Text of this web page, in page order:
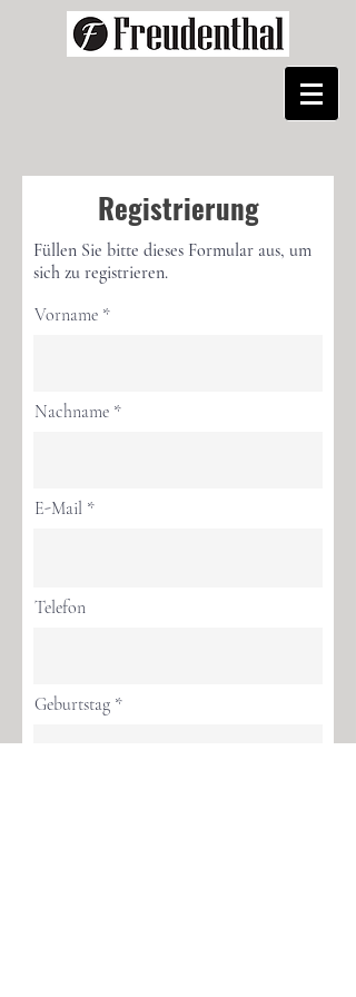
Pinterest
Registrierung
Füllen Sie bitte dieses Formular aus, um
sich zu registrieren.
Vorname
Nachname
E-Mail
Telefon
Geburtstag